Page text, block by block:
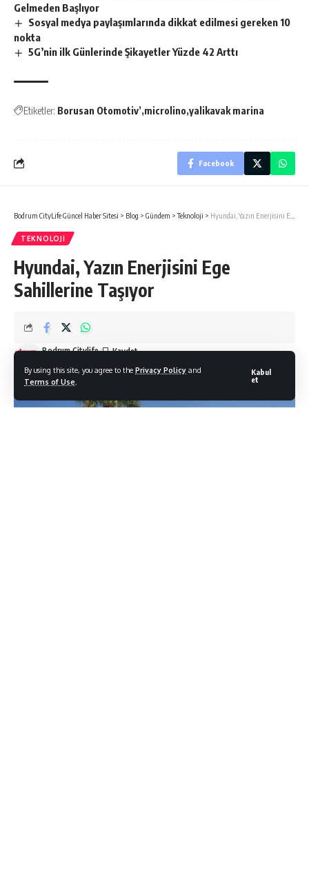
By using this site, you agree to the Privacy Policy and
Terms of Use
Kabul
et
Gelmeden Başlıyor
Sosyal medya paylaşımlarında dikkat edilmesi gereken 10
nokta
5G’nin ilk Günlerinde Şikayetler Yüzde 42 Arttı
Etiketler: Borusan Otomotiv’ microlino yalikavak marina
Facebook
Bodrum CityLife Güncel Haber Sitesi > Blog > Gündem >Teknoloji > Hyundai, Yazın Enerjisini Ege Sahillerine Taşıyor
TEKNOLOJI
Hyundai, Yazın Enerjisini Ege
Sahillerine Taşıyor
Bodrum Citylife